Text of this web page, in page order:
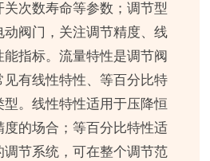
次数寿命等参数；调节型
阀门，关注调节精度、线
指标。流量特性是调节阀
有线性特性、等百分比特
。线性特性适用于压降恒
的场合；等百分比特性适
节系统，可在整个调节范